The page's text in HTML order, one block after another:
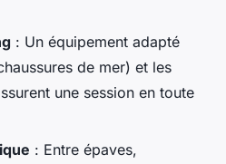
: Un équipement adapté
de mer) et les
une session en toute
: Entre épaves,